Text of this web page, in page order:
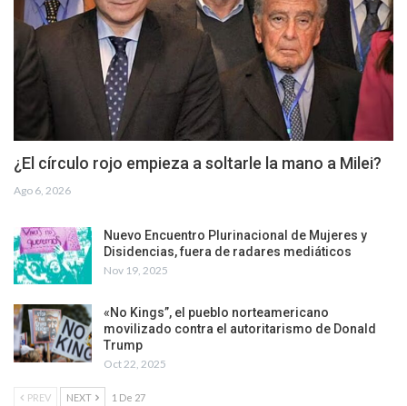
¿El círculo rojo empieza a soltarle la mano a Milei?
Ago 6, 2026
Nuevo Encuentro Plurinacional de Mujeres y
Disidencias, fuera de radares mediáticos
Nov 19, 2025
«No Kings”, el pueblo norteamericano
movilizado contra el autoritarismo de Donald
Trump
Oct 22, 2025
PREV NEXT 1 De 27